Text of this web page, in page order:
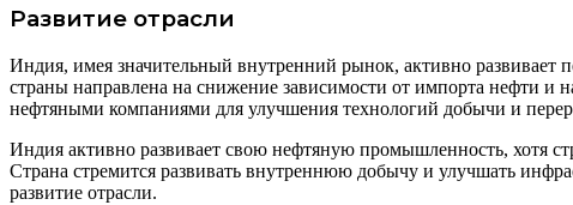
Развитие отрасли
Индия, имея значительный внутренний рынок, активно развивает
страны направлена на снижение зависимости от импорта нефти
нефтяными компаниями для улучшения технологий добычи и
Индия активно развивает свою нефтяную промышленность, хотя
Страна стремится развивать внутреннюю добычу и улучшать
развитие отрасли.